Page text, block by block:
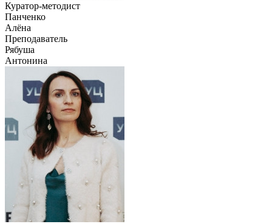
Куратор-методист
Панченко
Алёна
Преподаватель
Рябуша
Антонина